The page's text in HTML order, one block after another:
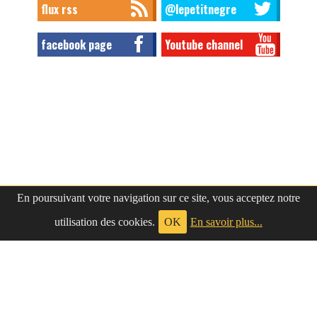
En poursuivant votre navigation sur ce site, vous acceptez notre
utilisation des cookies.
OK En savoir plus...
flux rss @lepetitnegre
facebook page Youtube channel